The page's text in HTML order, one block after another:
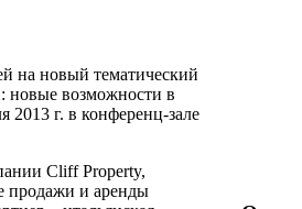
на новый тематический
новые возможности в
2013 г. в конференц-зале
Сliff Property,
продажи и аренды